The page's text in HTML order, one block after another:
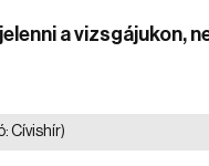
a vizsgájukon,
Cívishír)